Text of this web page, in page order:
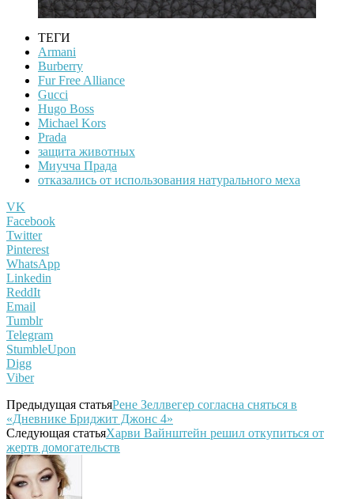
ТЕГИ
Armani
Burberry
Fur Free Alliance
Gucci
Hugo Boss
Michael Kors
Prada
защита животных
Миучча Прада
отказались от использования натурального меха
VK
Facebook
Twitter
Pinterest
WhatsApp
Linkedin
ReddIt
Email
Tumblr
Telegram
StumbleUpon
Digg
Viber
Предыдущая статьяРене Зеллвегер согласна сняться в
«Дневнике Бриджит Джонс 4»
Следующая статьяХарви Вайнштейн решил откупиться от
жертв домогательств